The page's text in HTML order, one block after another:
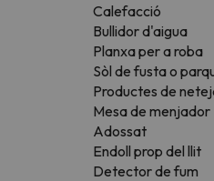
Calefacció
Bullidor d'aigua
Planxa per a roba
Sòl de fusta o
Productes de
Mesa de menjador
Adossat
Endoll prop del llit
Detector de fum